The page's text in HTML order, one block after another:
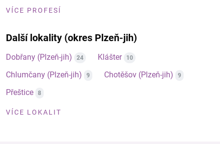
VÍCE PROFESÍ
Další lokality (okres Plzeň-jih)
Dobřany (Plzeň-jih) 24 Klášter 10
Chlumčany (Plzeň-jih) 9 Chotěšov (Plzeň-jih) 9
Přeštice 8
VÍCE LOKALIT